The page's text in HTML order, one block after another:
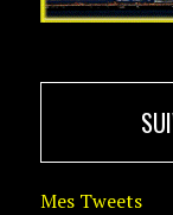
Mes Tweets